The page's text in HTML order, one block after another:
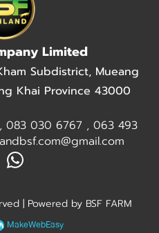
Limited
Subdistrict, Mueang
Khai Province 43000
083 030 6767 , 063 493
| Powered by BSF FARM
MakeWebEasy